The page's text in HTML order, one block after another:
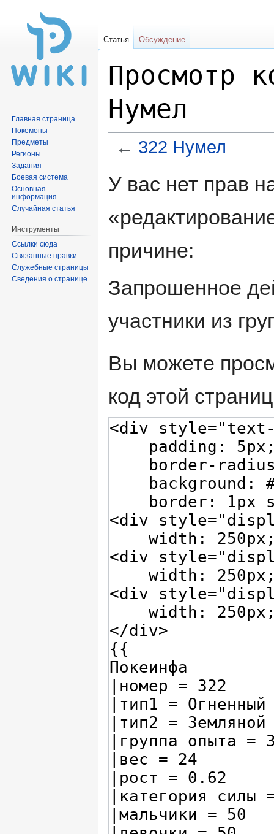
Просмотр
Нумел
← 322 Нумел
кк
У вас нет прав
причине:
Запрошенное
участники из
Вы можете
код этой
Статья Обсуждение
Главная страница
Покемоны
Предметы
Регионы
Задания
Боевая система
Основная
информация
Случайная статья
Инструменты
Ссылки сюда
Связанные правки
Служебные страницы
Сведения о странице